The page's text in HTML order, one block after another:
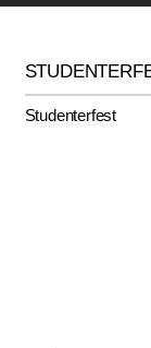
Studenterfest